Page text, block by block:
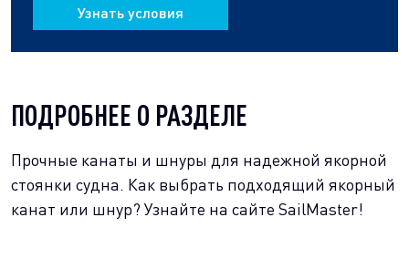
Узнать условия
ПОДРОБНЕЕ О РАЗДЕЛЕ
Прочные канаты и шнуры для надежной якорной
стоянки судна. Как выбрать подходящий якорный
канат или шнур? Узнайте на сайте SailMaster!